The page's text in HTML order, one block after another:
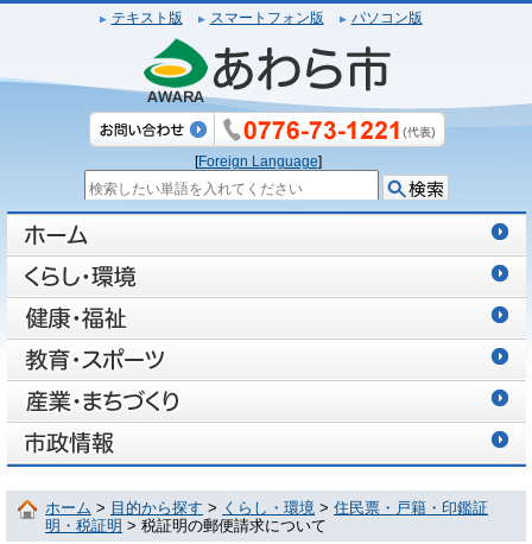
テキスト版 スマートフォン版 パソコン版
[Foreign Language]
ホーム > 目的から探す > くらし・環境 > 住民票・戸籍・印鑑証
明・税証明 > 税証明の郵便請求について